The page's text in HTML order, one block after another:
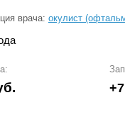
врача: окулист